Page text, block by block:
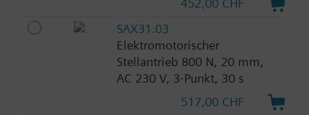
452,00 CHF
SAX31.03
Elektromotorischer
Stellantrieb 800 N, 20 mm,
AC 230 V, 3-Punkt, 30 s
517,00 CHF